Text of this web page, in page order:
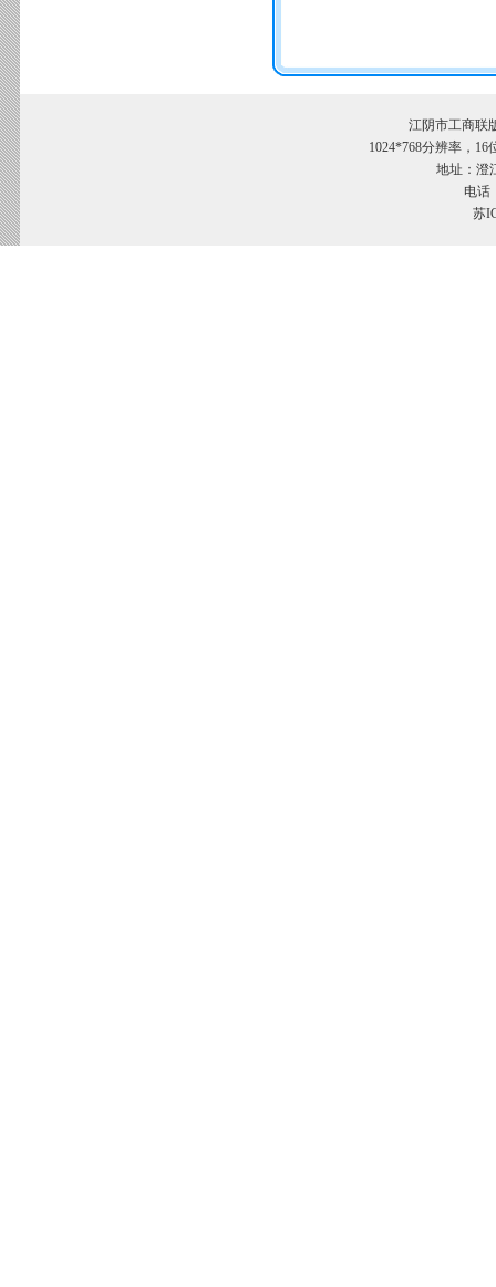
江阴市工商联
1024*768分辨率，
地址：澄
电话
苏